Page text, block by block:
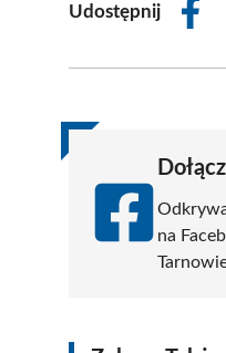
Udostępnij
Share
na